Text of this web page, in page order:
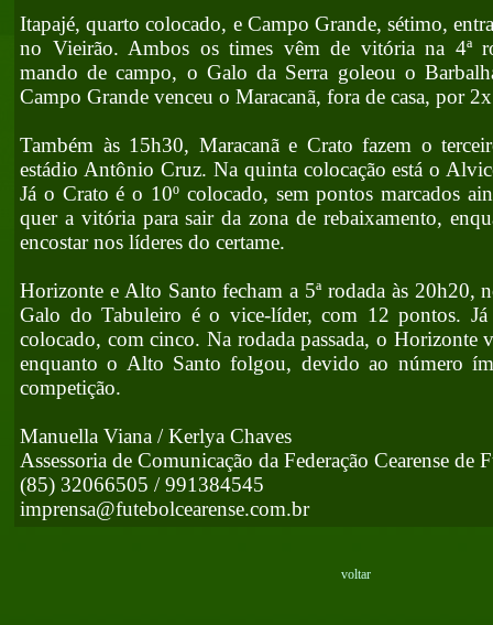
Itapajé, quarto colocado, e Campo Grande, sétimo,
no Vieirão. Ambos os times vêm de vitória na 4ª
mando de campo, o Galo da Serra goleou o
Campo Grande venceu o Maracanã, fora de casa, por
Também às 15h30, Maracanã e Crato fazem o
estádio Antônio Cruz. Na quinta colocação está o
Já o Crato é o 10º colocado, sem pontos marcados
quer a vitória para sair da zona de rebaixamento,
encostar nos líderes do certame.
Horizonte e Alto Santo fecham a 5ª rodada às 20h20,
Galo do Tabuleiro é o vice-líder, com 12 pontos.
colocado, com cinco. Na rodada passada, o Horizonte
enquanto o Alto Santo folgou, devido ao número
competição.
Manuella Viana / Kerlya Chaves
Assessoria de Comunicação da Federação Cearense de
(85) 32066505 / 991384545
imprensa@futebolcearense.com.br
voltar